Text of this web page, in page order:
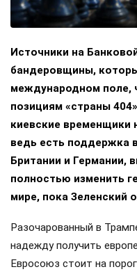
Источники на
бандеровщины,
международном поле,
позициям «страны
киевские временщики
ведь есть поддержка
Британии и Германии,
полностью изменить
мире, пока
Разочарованный в
надежду получить
Евросоюз стоит на